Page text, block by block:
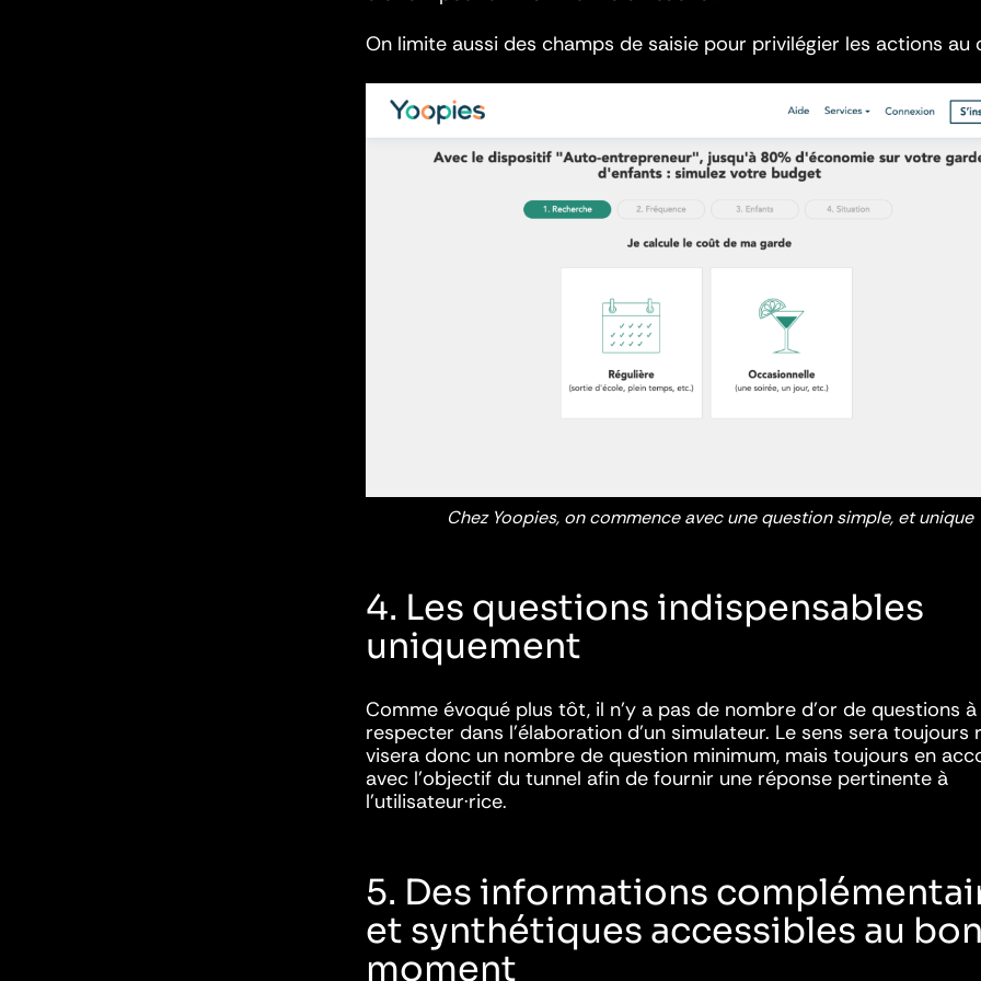
On limite aussi des champs de saisie pour privilégier les actions au
Chez Yoopies, on commence avec une question simple, et unique
4. Les questions indispensables
uniquement
Comme évoqué plus tôt, il n’y a pas de nombre d’or de questions à
respecter dans l’élaboration d’un simulateur. Le sens sera toujours
visera donc un nombre de question minimum, mais toujours en
avec l’objectif du tunnel afin de fournir une réponse pertinente à
l’utilisateur·rice.
5. Des informations
et synthétiques accessibles au
moment